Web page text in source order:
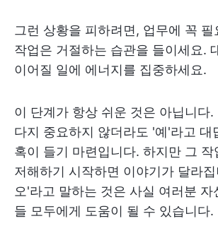
그런 상황을 피하려면, 업무에 꼭 필
작업은 거절하는 습관을 들이세요.
이어질 일에 에너지를 집중하세요.
이 단계가 항상 쉬운 것은 아닙니다.
다지 중요하지 않더라도 '예'라고 대
혹이 들기 마련입니다. 하지만 그 작
저해하기 시작하면 이야기가 달라
오'라고 말하는 것은 사실 여러분 자
들 모두에게 도움이 될 수 있습니다.